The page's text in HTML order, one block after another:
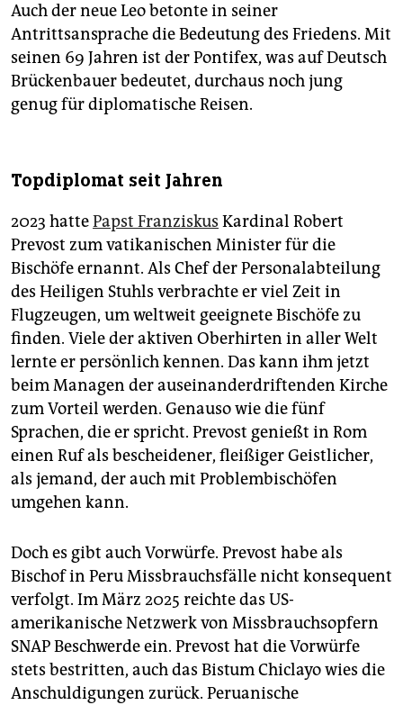
Auch der neue Leo betonte in seiner
Antrittsansprache die Bedeutung des Friedens. Mit
seinen 69 Jahren ist der Pontifex, was auf Deutsch
Brückenbauer bedeutet, durchaus noch jung
genug für diplomatische Reisen.
Topdiplomat seit Jahren
2023 hattePapst Franziskus Kardinal Robert
Prevost zum vatikanischen Minister für die
Bischöfe ernannt. Als Chef der Personalabteilung
des Heiligen Stuhls verbrachte er viel Zeit in
Flugzeugen, um weltweit geeignete Bischöfe zu
finden. Viele der aktiven Oberhirten in aller Welt
lernte er persönlich kennen. Das kann ihm jetzt
beim Managen der auseinanderdriftenden Kirche
zum Vorteil werden. Genauso wie die fünf
Sprachen, die er spricht. Prevost genießt in Rom
einen Ruf als bescheidener, fleißiger Geistlicher,
als jemand, der auch mit Problembischöfen
umgehen kann.
Doch es gibt auch Vorwürfe. Prevost habe als
Bischof in Peru Missbrauchsfälle nicht konsequent
verfolgt. Im März 2025 reichte das US-
amerikanische Netzwerk von Missbrauchsopfern
SNAP Beschwerde ein. Prevost hat die Vorwürfe
stets bestritten, auch das Bistum Chiclayo wies die
Anschuldigungen zurück. Peruanische